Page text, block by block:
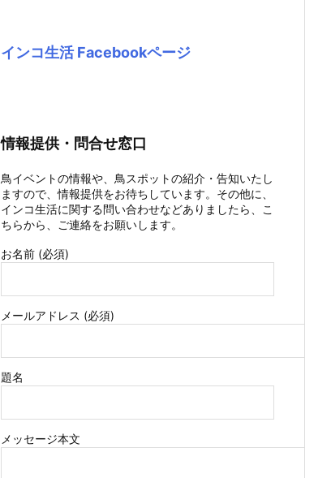
インコ生活 Facebookページ
情報提供・問合せ窓口
鳥イベントの情報や、鳥スポットの紹介・告知いたし
ますので、情報提供をお待ちしています。その他に、
インコ生活に関する問い合わせなどありましたら、こ
ちらから、ご連絡をお願いします。
お名前 (必須)
メールアドレス (必須)
題名
メッセージ本文